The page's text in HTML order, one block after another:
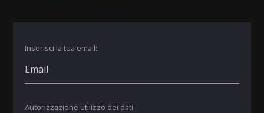
Inserisci la tua email:
Autorizzazione utilizzo dei dati